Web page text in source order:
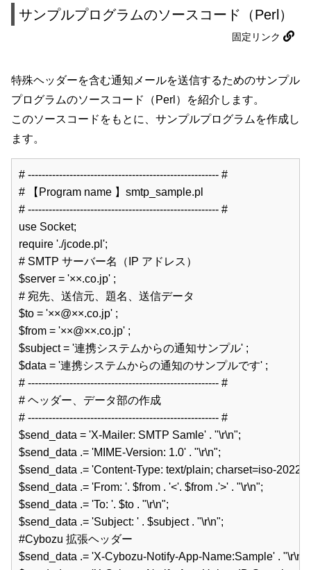
サンプルプログラムのソースコード（Perl）
固定リンク
特殊ヘッダーを含む通知メールを送信するためのサンプル
プログラムのソースコード（Perl）を紹介します。
このソースコードをもとに、サンプルプログラムを作成し
ます。
# ------------------------------------------------------- #
# 【Program name 】smtp_sample.pl
# ------------------------------------------------------- #
use Socket;
require './jcode.pl';
# SMTP サーバー名（IP アドレス）
$server = '××.co.jp' ;
# 宛先、送信元、題名、送信データ
$to = '××@××.co.jp' ;
$from = '××@××.co.jp' ;
$subject = '連携システムからの通知サンプル' ;
$data = '連携システムからの通知のサンプルです' ;
# ------------------------------------------------------- #
# ヘッダー、データ部の作成
# ------------------------------------------------------- #
$send_data = 'X-Mailer: SMTP Samle' . "\r\n";
$send_data .= 'MIME-Version: 1.0' . "\r\n";
$send_data .= 'Content-Type: text/plain; charset=iso-
$send_data .= 'From: '. $from . '<'. $from .'>' . "\r\n";
$send_data .= 'To: '. $to . "\r\n";
$send_data .= 'Subject: ' . $subject . "\r\n";
#Cybozu 拡張ヘッダー
$send_data .= 'X-Cybozu-Notify-App-Name:Sample' .